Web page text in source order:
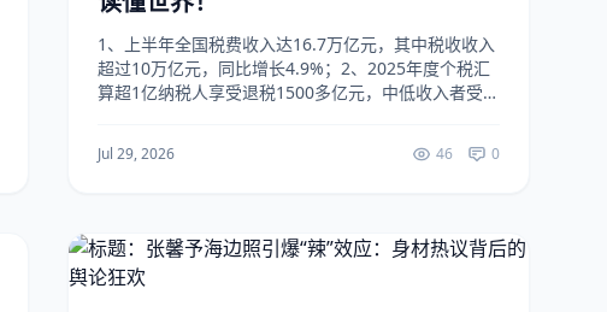
1、上半年全国税费收入达16.7万亿元，其中税收收入
超过10万亿元，同比增长4.9%；2、2025年度个税汇
算超1亿纳税人享受退税1500多亿元，中低收入者受益
Jul 29, 2026 46 0